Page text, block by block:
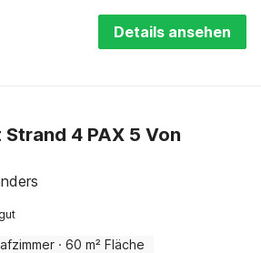
Details ansehen
4 PAX 5 Von
· 60 m² Fläche